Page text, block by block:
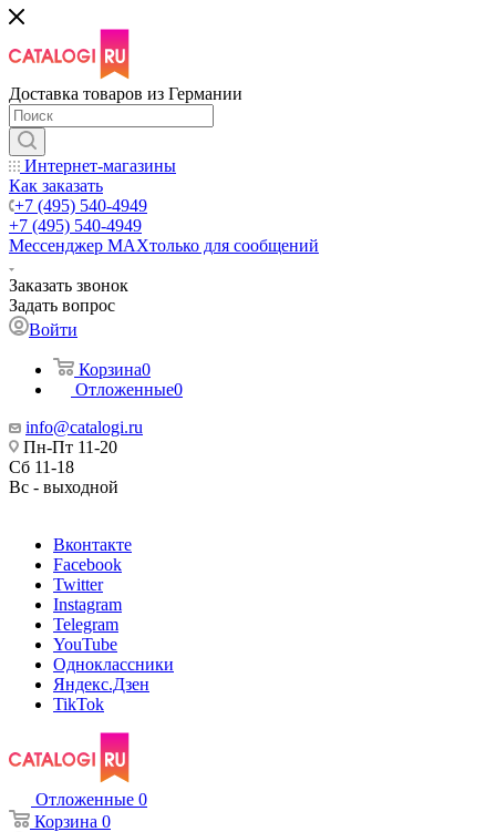
Доставка товаров из Германии
Интернет-магазины
Как заказать
+7 (495) 540-4949
+7 (495) 540-4949
Мессенджер МАХтолько для сообщений
Заказать звонок
Задать вопрос
Войти
Корзина0
Отложенные0
info@catalogi.ru
Пн-Пт 11-20
Сб 11-18
Вс - выходной
Вконтакте
Facebook
Twitter
Instagram
Telegram
YouTube
Одноклассники
Яндекс.Дзен
TikTok
Отложенные 0
Корзина 0